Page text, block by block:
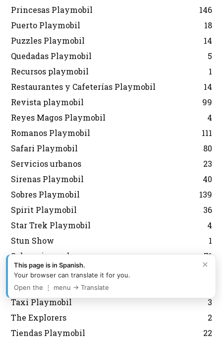
Princesas Playmobil
146
Puerto Playmobil
18
Puzzles Playmobil
14
Quedadas Playmobil
5
Recursos playmobil
1
Restaurantes y Cafeterías Playmobil
14
Revista playmobil
99
Reyes Magos Playmobil
4
Romanos Playmobil
111
Safari Playmobil
80
Servicios urbanos
23
Sirenas Playmobil
40
Sobres Playmobil
139
Spirit Playmobil
36
Star Trek Playmobil
4
Stun Show
1
Submarinos y buceo
71
Súper 4 Playmobil
Supermercado Playmobil
Taxi Playmobil
3
The Explorers
2
Tiendas Playmobil
22
×
This page is in Spanish.
Your browser can translate it for you.
Open the ⋮ menu → Translate